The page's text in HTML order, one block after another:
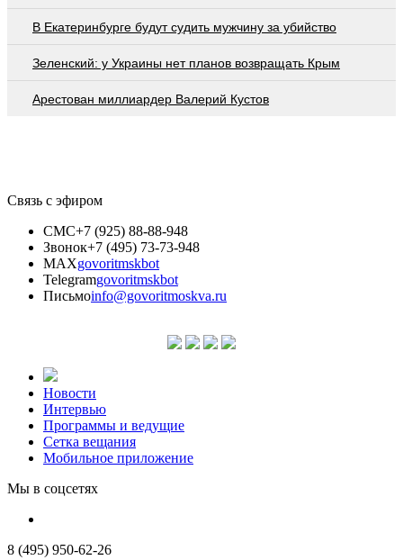
В Екатеринбурге будут судить мужчину за убийство
Зеленский: у Украины нет планов возвращать Крым
Арестован миллиардер Валерий Кустов
Связь с эфиром
СМС+7 (925) 88-88-948
Звонок+7 (495) 73-73-948
MAXgovoritmskbot
Telegramgovoritmskbot
Письмоinfo@govoritmoskva.ru
Новости
Интервью
Программы и ведущие
Сетка вещания
Мобильное приложение
Мы в соцсетях
8 (495) 950-62-26